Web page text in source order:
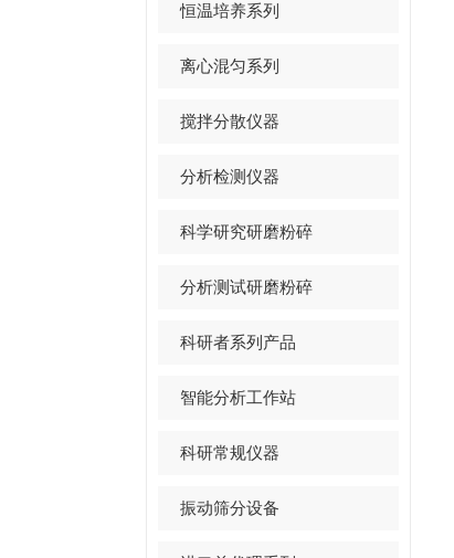
恒温培养系列
离心混匀系列
搅拌分散仪器
分析检测仪器
科学研究研磨粉碎
分析测试研磨粉碎
科研者系列产品
智能分析工作站
科研常规仪器
振动筛分设备